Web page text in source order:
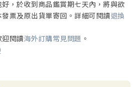
，於收到商品鑑賞期七天內，將與欲
票及原出貨單寄回。詳細可閱讀退換
閱讀海外訂購常見問題 。